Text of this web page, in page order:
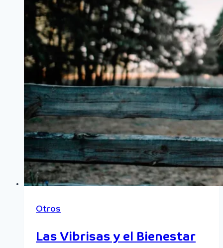
Otros
Las Vibrisas y el Bienestar